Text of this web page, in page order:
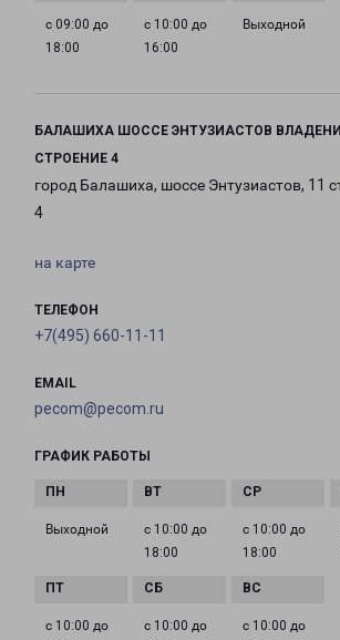
с 09:00 до
18:00
с 10:00 до
16:00
Выходной
БАЛАШИХА ШОССЕ ЭНТУЗИАСТОВ
СТРОЕНИЕ 4
город Балашиха, шоссе Энтузиастов, 11
4
на карте
ТЕЛЕФОН
+7(495) 660-11-11
EMAIL
pecom@pecom.ru
ГРАФИК РАБОТЫ
Выходной
с 10:00 до
18:00
с 10:00 до
18:00
с 10:00 до
с 10:00 до
с 10:00 до